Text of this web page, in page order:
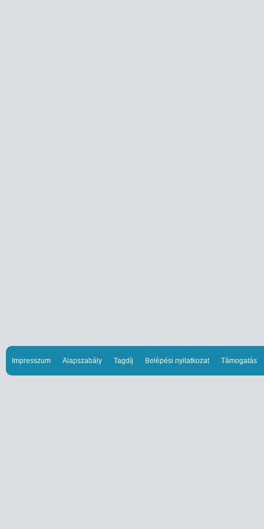
Impresszum Alapszabály Tagdíj Belépési nyilatkozat Támogatás